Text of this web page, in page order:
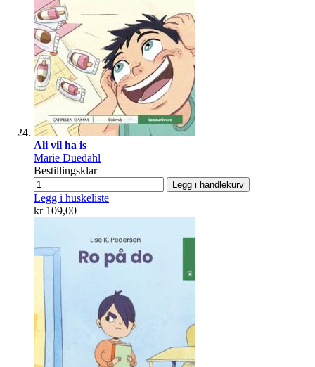
Ali vil ha is
Marie Duedahl
Bestillingsklar
Legg i handlekurv
Legg i huskeliste
kr 109,00